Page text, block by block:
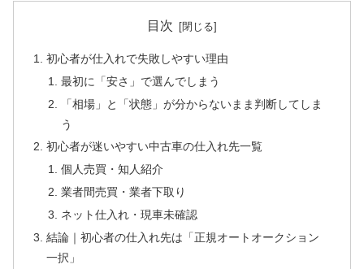
目次
初心者が仕入れで失敗しやすい理由
最初に「安さ」で選んでしまう
「相場」と「状態」が分からないまま判断してしま
う
初心者が迷いやすい中古車の仕入れ先一覧
個人売買・知人紹介
業者間売買・業者下取り
ネット仕入れ・現車未確認
結論｜初心者の仕入れ先は「正規オートオークション
一択」